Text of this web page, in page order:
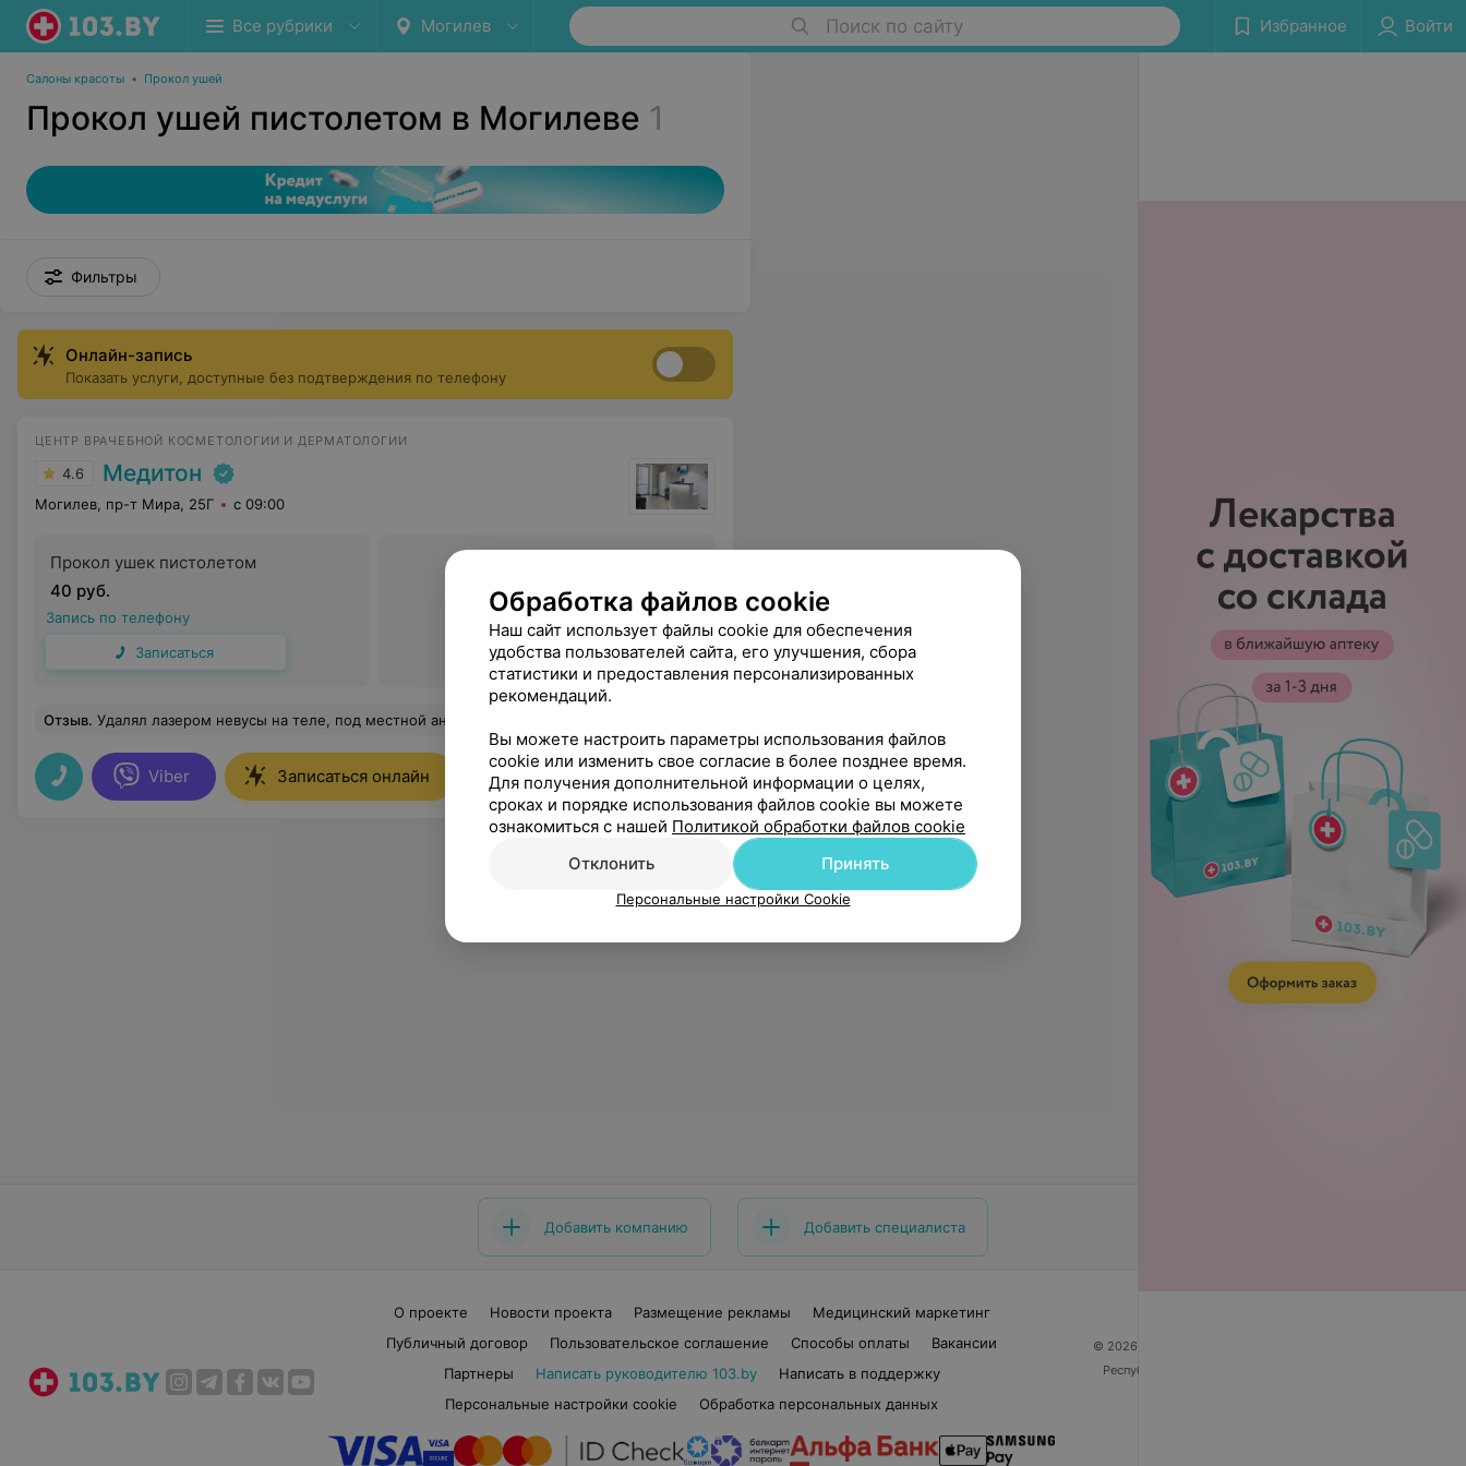
Все рубрики Могилев Поиск по сайту Избранное Войти
Салоны красоты • Прокол ушей
Прокол ушей пистолетом в Могилеве 1
Фильтры
Онлайн-запись
Показать услуги, доступные без подтверждения по телефону
ЦЕНТР ВРАЧЕБНОЙ КОСМЕТОЛОГИИ И ДЕРМАТОЛОГИИ
4.6 Медитон
Могилев, пр-т Мира, 25Г с 09:00
Прокол ушек пистолетом
40 руб.
Запись по телефону
Записаться
Все цены
Отзыв. Удалял лазером невусы на теле, под местной анестезией. Не могу пока жаловаться на что-либо.:)
Viber Записаться онлайн Отзывы30
Добавить компанию Добавить специалиста
О проекте Новости проекта Размещение рекламы
Медицинский маркетинг
Публичный договор
Пользовательское соглашение Способы оплаты
Вакансии
Партнеры
Написать руководителю 103.by
Написать в поддержку
Персональные настройки cookie
Обработка персональных данных
© 2026 ООО «Артокс Лаб», УНП 191700409
Республика Беларусь, г. Минск, улица Толбухина, 2,
Обработка файлов cookie
Наш сайт использует файлы cookie для обеспечения
удобства пользователей сайта, его улучшения, сбора
статистики и предоставления персонализированных
рекомендаций.
Вы можете настроить параметры использования файлов
cookie или изменить свое согласие в более позднее время.
Для получения дополнительной информации о целях,
сроках и порядке использования файлов cookie вы можете
ознакомиться с нашей Политикой обработки файлов cookie
Отклонить
Принять
Персональные настройки Cookie